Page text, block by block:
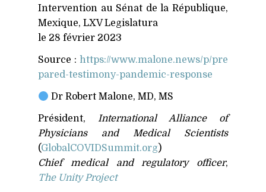
Intervention au Sénat de la République,
Mexique, LXV Legislatura
le 28 février 2023
Source : https://​www​.malone​.news/​p​/​p​r​e​
p​a​r​e​d​-​t​e​s​t​i​m​o​n​y​-​p​a​n​d​e​m​i​c​-​r​e​s​p​o​nse
Dr Robert Malone,MD,MS
Président, International Alliance of
Physicians and Medical Scientists
(GlobalCOVIDSummit​.org)
Chief medical and regulatory officer,
The Unity Project